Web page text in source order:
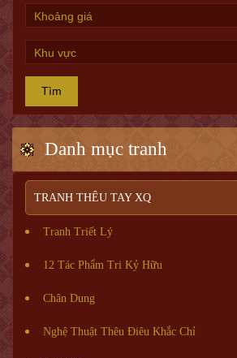
Tìm
Danh mục tranh
TRANH THÊU TAY XQ
Tranh Triết Lý
12 Tác Phẩm Tri Kỷ Hữu
Chân Dung
Nghệ Thuật Thêu Điêu Khắc Chỉ